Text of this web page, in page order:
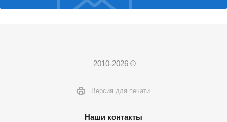
2010-2026 ©
Версия для печати
Наши контакты